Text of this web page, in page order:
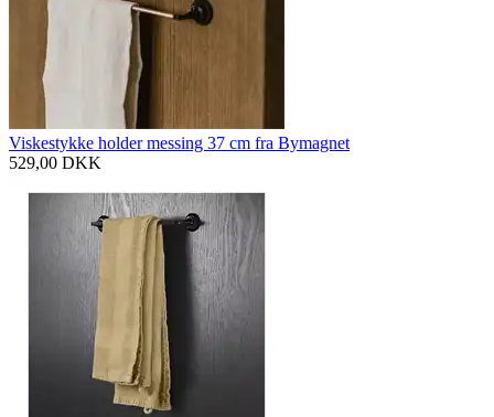
Viskestykke holder messing 37 cm fra Bymagnet
529,00 DKK